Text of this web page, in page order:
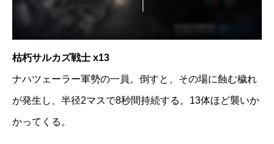
枯朽サルカズ戦士 x13
ナハツェーラー軍勢の一員。倒すと、その場に蝕む穢れ
が発生し、半径2マスで8秒間持続する。13体ほど襲いか
かってくる。